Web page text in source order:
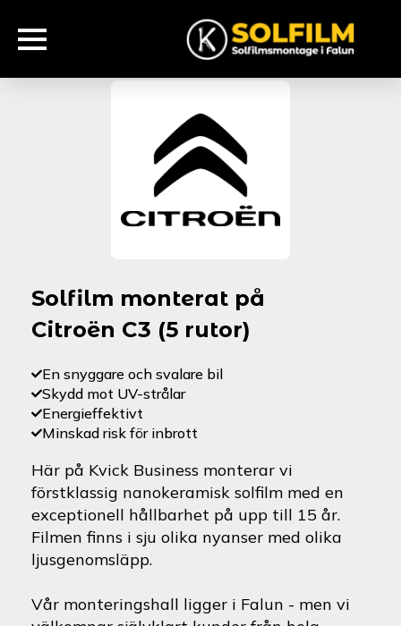
Solfilm monterat på
Citroën C3 (5 rutor)
En snyggare och svalare bil
Skydd mot UV-strålar
Energieffektivt
Minskad risk för inbrott
Här på Kvick Business monterar vi
förstklassig nanokeramisk solfilm med en
exceptionell hållbarhet på upp till 15 år.
Filmen finns i sju olika nyanser med olika
ljusgenomsläpp.
Vår monteringshall ligger i Falun - men vi